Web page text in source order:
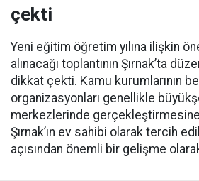
çekti
Yeni eğitim öğretim yılına ilişkin
alınacağı toplantının Şırnak’ta
dikkat çekti. Kamu kurumlarının
organizasyonları genellikle
merkezlerinde gerçekleştirmesine
Şırnak’ın ev sahibi olarak tercih
açısından önemli bir gelişme